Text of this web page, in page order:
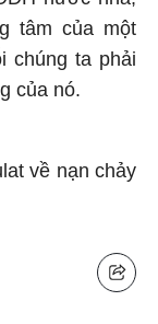
tâm của một
chúng ta phải
của nó.
về nạn chảy